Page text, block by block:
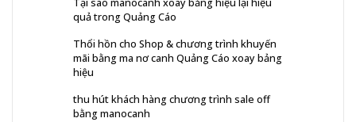
quả trong Quảng Cáo
Thổi hồn cho Shop & chương trình khuyến
mãi bằng ma nơ canh Quảng Cáo xoay bảng
hiệu
thu hút khách hàng chương trình sale off
bằng manocanh